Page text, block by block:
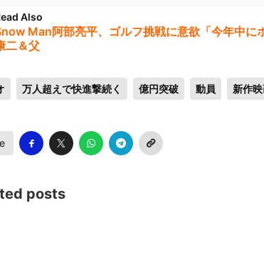
Also
Man阿部亮平、ゴルフ挑戦に意欲「今年中
二＆父
万人超えで快進撃続く 億円突破 動員 新作
posts